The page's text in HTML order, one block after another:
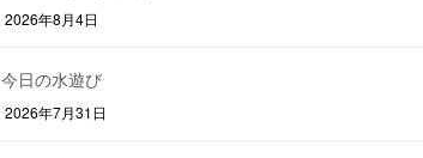
2026年8月4日
今日の水遊び
2026年7月31日